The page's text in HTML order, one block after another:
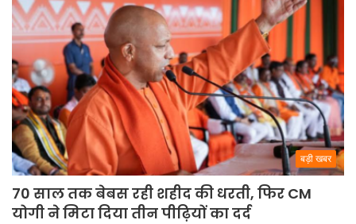
बड़ी खबर
70 साल तक बेबस रही शहीद की धरती, फिर CM
योगी ने मिटा दिया तीन पीढ़ियों का दर्द